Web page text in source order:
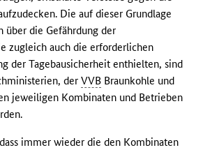
Die auf dieser Grundlage
über die Gefährdung der
zugleich auch die erforderlichen
der Tagebausicherheit enthielten, sind
derVVB Braunkohle und
jeweiligen Kombinaten und Betrieben
immer wieder die den Kombinaten